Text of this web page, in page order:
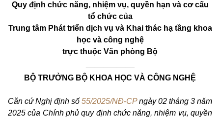
Quy định chức năng, nhiệm vụ, quyền hạn và cơ cấu
tổ chức của
Trung tâm Phát triển dịch vụ và Khai thác hạ tầng khoa
học và công nghệ
trực thuộc Văn phòng Bộ
BỘ TRƯỞNG BỘ KHOA HỌC VÀ CÔNG NGHỆ
Căn cứ Nghị định số 55/2025/NĐ-CPngày 02 tháng 3 năm
2025 của Chính phủ quy định chức năng, nhiệm vụ, quyền